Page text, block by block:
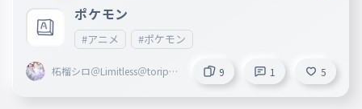
ポケモン
#アニメ #ポケモン
柘榴シロ＠Limitless＠toripro
9 1 5